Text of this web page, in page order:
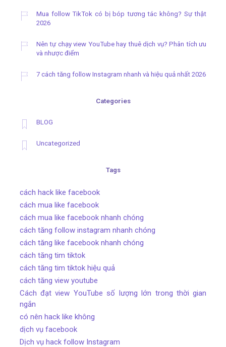
Mua follow TikTok có bị bóp tương tác không? Sự thật
2026
Nên tự chạy view YouTube hay thuê dịch vụ? Phân tích ưu
và nhược điểm
7 cách tăng follow Instagram nhanh và hiệu quả nhất 2026
Categories
BLOG
Uncategorized
Tags
cách hack like facebook
cách mua like facebook
cách mua like facebook nhanh chóng
cách tăng follow instagram nhanh chóng
cách tăng like facebook nhanh chóng
cách tăng tim tiktok
cách tăng tim tiktok hiệu quả
cách tăng view youtube
Cách đạt view YouTube số lượng lớn trong thời gian
ngắn
có nên hack like không
dịch vụ facebook
Dịch vụ hack follow Instagram